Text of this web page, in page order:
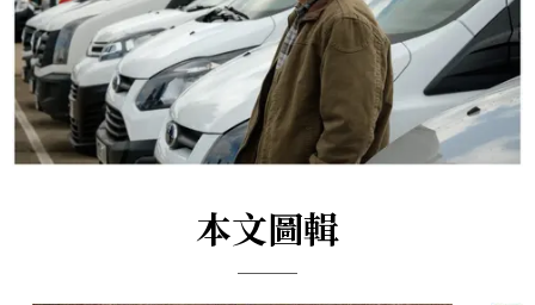
本文圖輯